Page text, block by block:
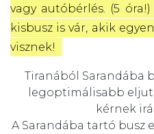
vagy autóbérlés. (5
kisbusz is vár, akik
visznek!
Tiranából Sarandába
legoptimálisabb
kérnek
A Sarandába tartó busz